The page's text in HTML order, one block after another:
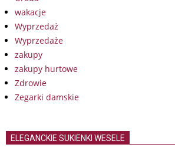
wakacje
Wyprzedaż
Wyprzedaże
zakupy
zakupy hurtowe
Zdrowie
Zegarki damskie
ELEGANCKIE SUKIENKI WESELE